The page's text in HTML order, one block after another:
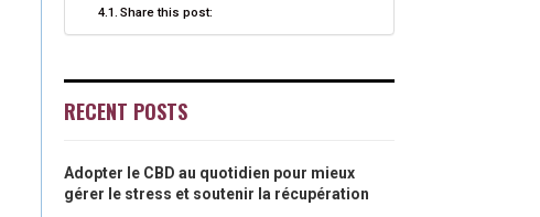
Share this post:
RECENT POSTS
Adopter le CBD au quotidien pour mieux
gérer le stress et soutenir la récupération